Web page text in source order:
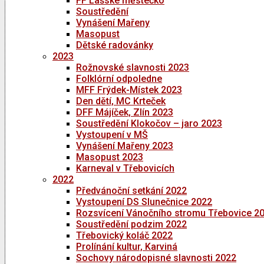
Soustředění
Vynášení Mařeny
Masopust
Dětské radovánky
2023
Rožnovské slavnosti 2023
Folklórní odpoledne
MFF Frýdek-Místek 2023
Den dětí, MC Krteček
DFF Májíček, Zlín 2023
Soustředění Klokočov – jaro 2023
Vystoupení v MŠ
Vynášení Mařeny 2023
Masopust 2023
Karneval v Třebovicích
2022
Předvánoční setkání 2022
Vystoupení DS Slunečnice 2022
Rozsvícení Vánočního stromu Třebovice
Soustředění podzim 2022
Třebovický koláč 2022
Prolínání kultur, Karviná
Sochovy národopisné slavnosti 2022